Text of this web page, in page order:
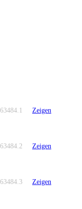
Zeigen
Zeigen
Zeigen